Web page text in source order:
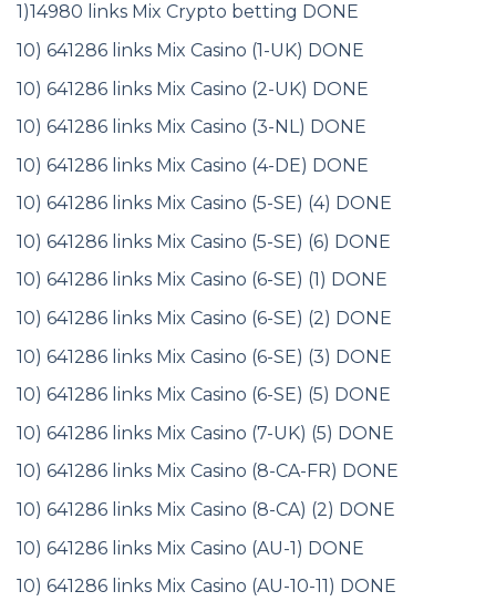
1)14980 links Mix Crypto betting DONE
10) 641286 links Mix Casino (1-UK) DONE
10) 641286 links Mix Casino (2-UK) DONE
10) 641286 links Mix Casino (3-NL) DONE
10) 641286 links Mix Casino (4-DE) DONE
10) 641286 links Mix Casino (5-SE) (4) DONE
10) 641286 links Mix Casino (5-SE) (6) DONE
10) 641286 links Mix Casino (6-SE) (1) DONE
10) 641286 links Mix Casino (6-SE) (2) DONE
10) 641286 links Mix Casino (6-SE) (3) DONE
10) 641286 links Mix Casino (6-SE) (5) DONE
10) 641286 links Mix Casino (7-UK) (5) DONE
10) 641286 links Mix Casino (8-CA-FR) DONE
10) 641286 links Mix Casino (8-CA) (2) DONE
10) 641286 links Mix Casino (AU-1) DONE
10) 641286 links Mix Casino (AU-10-11) DONE